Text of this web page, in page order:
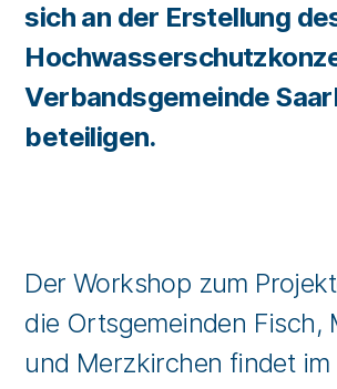
sich an der Erstellung
Verbandsgemeinde
beteiligen.
Der Workshop zum
die Ortsgemeinden Fisch,
und Merzkirchen findet im